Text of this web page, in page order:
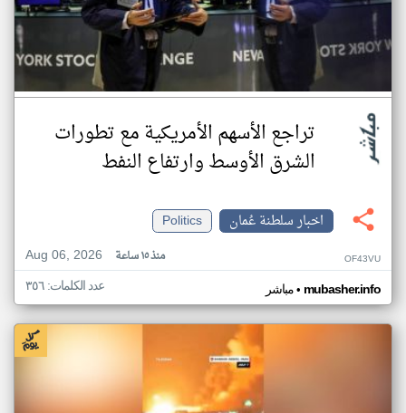
تراجع الأسهم الأمريكية مع تطورات
الشرق الأوسط وارتفاع النفط
اخبار سلطنة عُمان
Politics
Aug 06, 2026
منذ ١٥ ساعة OF43VU
مباشر• mubasher.info عدد الكلمات: ٣٥٦